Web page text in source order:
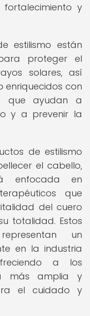
y
estilismo están
proteger el
solares, así
enriquecidos con
que ayudan a
y a prevenir la
de estilismo
el cabello,
enfocada en
que
del cuero
totalidad. Estos
un
en la industria
a los
más amplia y
el cuidado y